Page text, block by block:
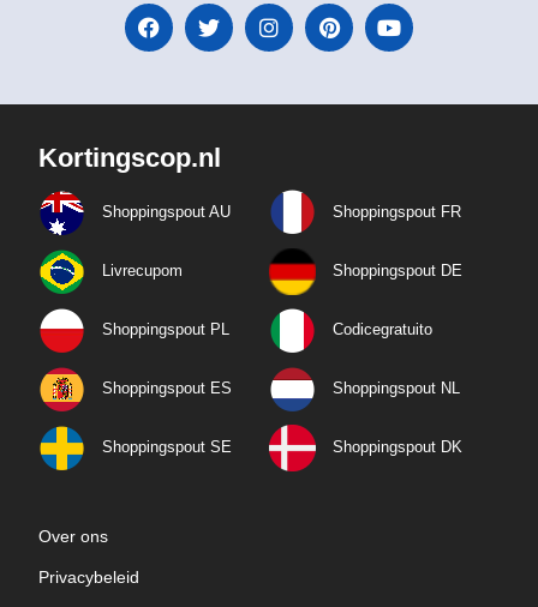
Kortingscop.nl
Shoppingspout AU Shoppingspout FR
Livrecupom Shoppingspout DE
Shoppingspout PL Codicegratuito
Shoppingspout ES Shoppingspout NL
Shoppingspout SE Shoppingspout DK
Over ons
Privacybeleid